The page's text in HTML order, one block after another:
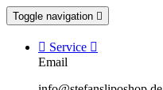
Toggle navigation 
 Service 
Email